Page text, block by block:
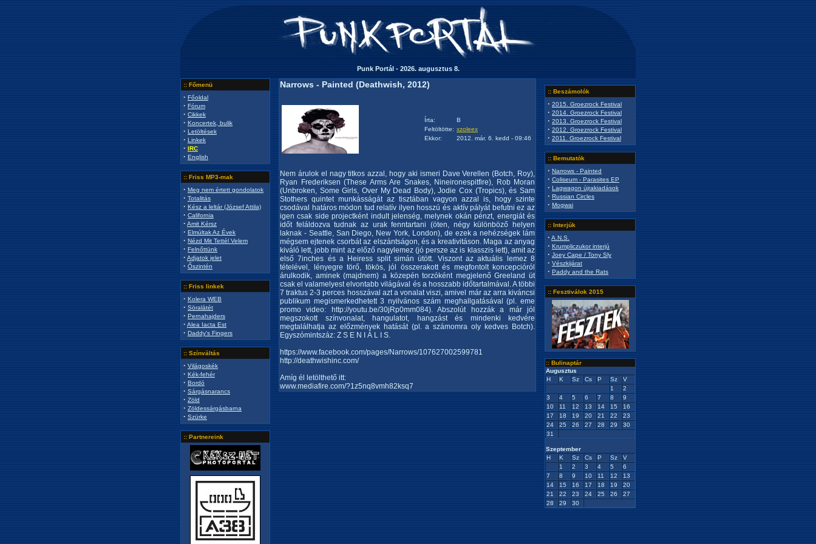
Punk Portál - 2026. augusztus 8.
:: Főmenü
· Főoldal
· Fórum
· Cikkek
· Koncertek, bulik
· Letöltések
· Linkek
· IRC
· English
:: Friss MP3-mak
· Meg nem értett gondolatok
· Totalitás
· Kész a leltár (József Attila)
· California
· Amit Kérsz
· Elmúltak Az Évek
· Nézd Mit Tettél Velem
· Felnőttünk
· Adjatok jelet
· Őszintén
:: Friss linkek
· Kolera WEB
· Söralátét
· Pernahajders
· Alea Iacta Est
· Daddy's Fingers
:: Színváltás
· Világoskék
· Kék-fehér
· Bordó
· Sárgásnarancs
· Zöld
· Zöldessárgásbarna
· Szürke
:: Partnereink
Narrows - Painted (Deathwish, 2012)
Írta:
B
Feltöltötte: xzoleex
Ekkor:
2012. már. 6. kedd - 09:46
Nem árulok el nagy titkos azzal, hogy aki ismeri Dave Verellen (Botch, Roy),
Ryan Frederiksen (These Arms Are Snakes, Nineironespitfire), Rob Moran
(Unbroken, Some Girls, Over My Dead Body), Jodie Cox (Tropics), és Sam
Stothers quintet munkásságát az tisztában vagyon azzal is, hogy szinte
csodával határos módon tud relatív ilyen hosszú és aktív pályát befutni ez az
igen csak side projectként indult jelenség, melynek okán pénzt, energiát és
időt feláldozva tudnak az urak fenntartani (öten, négy különböző helyen
laknak - Seattle, San Diego, New York, London), de ezek a nehézségek lám
mégsem ejtenek csorbát az elszántságon, és a kreativitáson. Maga az anyag
kiváló lett, jobb mint az előző nagylemez (jó persze az is klasszis lett), amit az
első 7inches és a Heiress split simán ütött. Viszont az aktuális lemez 8
tételével, lényegre törő, tökös, jól összerakott és megfontolt koncepcióról
árulkodik, aminek (majdnem) a közepén torzóként megjelenő Greeland üt
csak el valamelyest elvontabb világával és a hosszabb időtartalmával. A többi
7 traktus 2-3 perces hosszával azt a vonalat viszi, amivel már az arra kiváncsi
publikum megismerkedhetett 3 nyilvános szám meghallgatásával (pl. eme
promo video: http://youtu.be/30jRp0mm084). Abszolút hozzák a már jól
megszokott színvonalat, hangulatot, hangzást és mindenki kedvére
megtalálhatja az előzmények hatását (pl. a számomra oly kedves Botch).
Egyszómintszáz: Z S E N I Á L I S.
https://www.facebook.com/pages/Narrows/107627002599781
http://deathwishinc.com/
Amíg él letölthető itt:
www.mediafire.com/?1z5nq8vmh82ksq7
:: Beszámolók
· 2015. Groezrock Festival
· 2014. Groezrock Festival
· 2013. Groezrock Festival
· 2012. Groezrock Festival
· 2011. Groezrock Festival
:: Bemutatók
· Narrows - Painted
· Coliseum - Parasites EP
· Lagwagon újrakiadások
· Russian Circles
· Mogwai
:: Interjúk
· A.N.S.
· Krumpliczukor interjú
· Joey Cape / Tony Sly
· Vészkijárat
· Paddy and the Rats
:: Fesztiválok 2015
:: Bulinaptár
Augusztus
H
K Sz Cs P Sz
V
1
2
3
4 5 6 7 8
9
10
11 12 13 14 15
16
17
18 19 20 21 22
23
24
25 26 27 28 29
30
31
Szeptember
H
K Sz Cs P Sz
V
1
2 3 4 5
6
7
8 9 10 11 12
13
14
15 16 17 18 19
20
21
22 23 24 25 26
27
28
29 30